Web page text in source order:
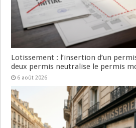
Lotissement : l’insertion d’un
deux permis neutralise le permis
6 août 2026